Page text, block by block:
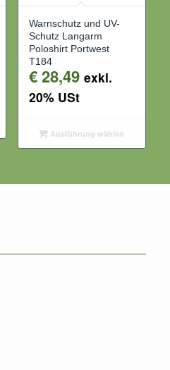
Warnschutz und UV-
Schutz Langarm
Poloshirt Portwest
T184
€28,49 exkl.
20% USt
Ausführung wählen